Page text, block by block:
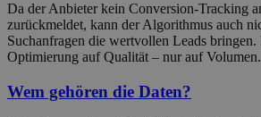
Da der Anbieter kein Conversion-Tracking
zurückmeldet, kann der Algorithmus auch
Suchanfragen die wertvollen Leads bringen.
Optimierung auf Qualität – nur auf Volumen.
Wem gehören die Daten?